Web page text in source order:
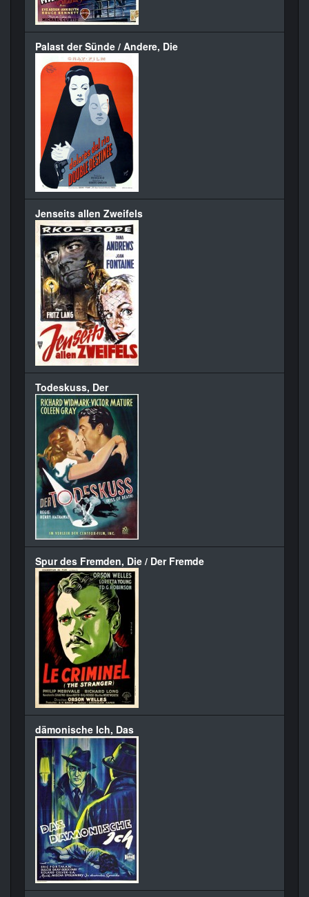
Palast der Sünde / Andere, Die
Jenseits allen Zweifels
Todeskuss, Der
Spur des Fremden, Die / Der Fremde
dämonische Ich, Das